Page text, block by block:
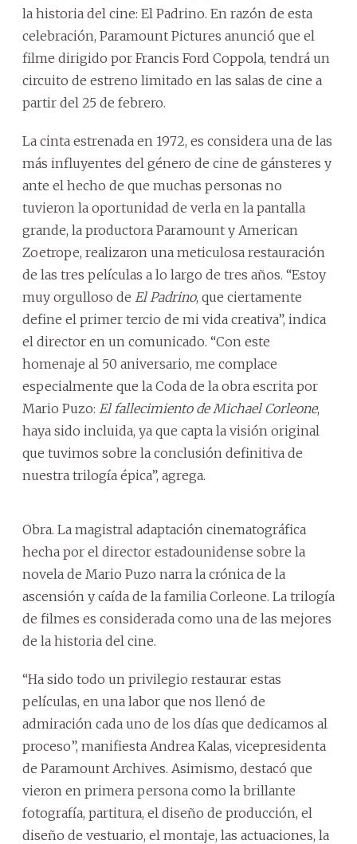
la historia del cine: El Padrino. En razón de esta
celebración, Paramount Pictures anunció que el
filme dirigido por Francis Ford Coppola, tendrá un
circuito de estreno limitado en las salas de cine a
partir del 25 de febrero.
La cinta estrenada en 1972, es considera una de las
más influyentes del género de cine de gánsteres y
ante el hecho de que muchas personas no
tuvieron la oportunidad de verla en la pantalla
grande, la productora Paramount y American
Zoetrope, realizaron una meticulosa restauración
de las tres películas a lo largo de tres años. “Estoy
muy orgulloso de El Padrino, que ciertamente
define el primer tercio de mi vida creativa”, indica
el director en un comunicado. “Con este
homenaje al 50 aniversario, me complace
especialmente que la Coda de la obra escrita por
Mario Puzo: El fallecimiento de Michael Corleone,
haya sido incluida, ya que capta la visión original
que tuvimos sobre la conclusión definitiva de
nuestra trilogía épica”, agrega.
Obra. La magistral adaptación cinematográfica
hecha por el director estadounidense sobre la
novela de Mario Puzo narra la crónica de la
ascensión y caída de la familia Corleone. La trilogía
de filmes es considerada como una de las mejores
de la historia del cine.
“Ha sido todo un privilegio restaurar estas
películas, en una labor que nos llenó de
admiración cada uno de los días que dedicamos al
proceso”, manifiesta Andrea Kalas, vicepresidenta
de Paramount Archives. Asimismo, destacó que
vieron en primera persona como la brillante
fotografía, partitura, el diseño de producción, el
diseño de vestuario, el montaje, las actuaciones, la